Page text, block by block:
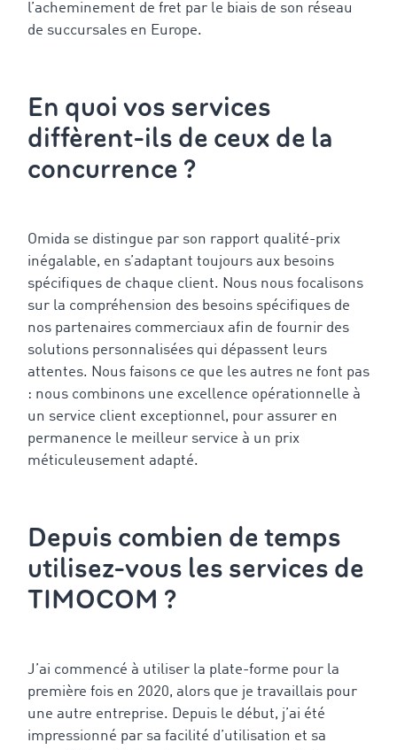
l’acheminement de fret par le biais de son réseau
de succursales en Europe.
En quoi vos services
diffèrent-ils de ceux de la
concurrence ?
Omida se distingue par son rapport qualité-prix
inégalable, en s’adaptant toujours aux besoins
spécifiques de chaque client. Nous nous focalisons
sur la compréhension des besoins spécifiques de
nos partenaires commerciaux afin de fournir des
solutions personnalisées qui dépassent leurs
attentes. Nous faisons ce que les autres ne font pas
: nous combinons une excellence opérationnelle à
un service client exceptionnel, pour assurer en
permanence le meilleur service à un prix
méticuleusement adapté.
Depuis combien de temps
utilisez-vous les services de
TIMOCOM ?
J’ai commencé à utiliser la plate-forme pour la
première fois en 2020, alors que je travaillais pour
une autre entreprise. Depuis le début, j’ai été
impressionné par sa facilité d’utilisation et sa